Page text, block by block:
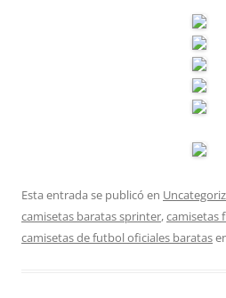
Esta entrada se publicó en
camisetas baratas sprinter,camisetas
camisetas de futbol oficiales baratas